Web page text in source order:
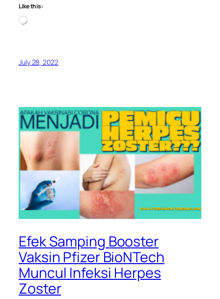
Like this:
Loading…
July 28, 2022
Efek Samping Booster
Vaksin Pfizer BioNTech
Muncul Infeksi Herpes
Zoster